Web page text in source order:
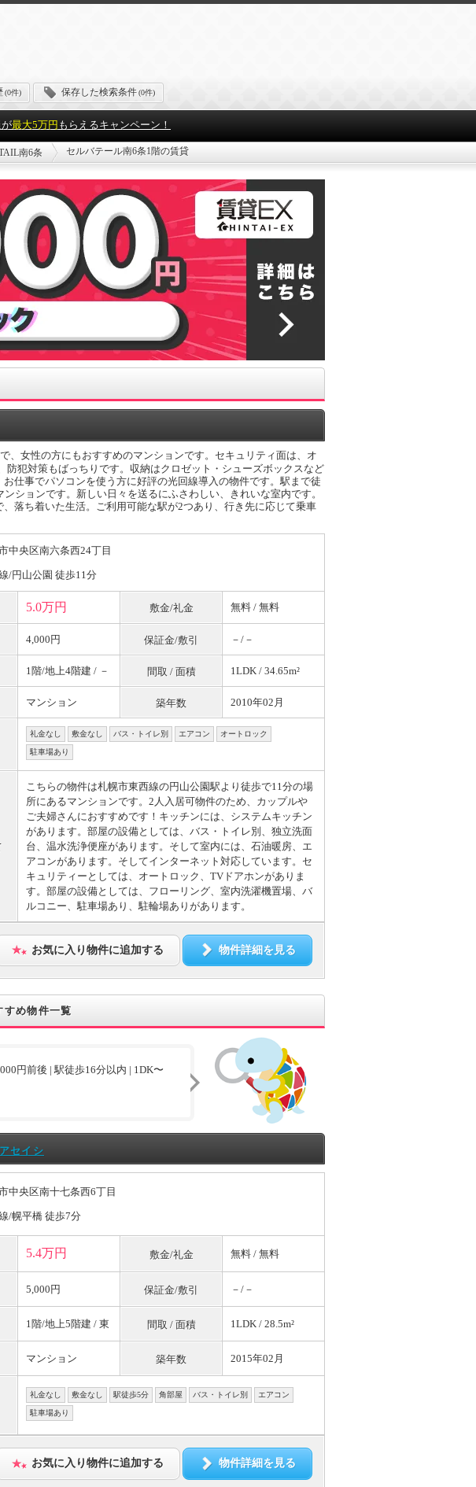
(0件) 保存した検索条件(0件)
最大5万円 もらえるキャンペーン！
南6条 セルバテール南6条1階の賃貸
、女性の方にもおすすめのマンションです。セキュリティ面は、オ
犯対策もばっちりです。収納はクロゼット・シューズボックスなど
仕事でパソコンを使う方に好評の光回線導入の物件です。駅まで徒
ションです。新しい日々を送るにふさわしい、きれいな室内です。
落ち着いた生活。ご利用可能な駅が2つあり、行き先に応じて乗車
中央区南六条西24丁目
/円山公園 徒歩11分
5.0万円 敷金/礼金 無料 / 無料
4,000円 保証金/敷引 －/－
1階/地上4階建 / － 間取 / 面積 1LDK / 34.65m²
マンション 築年数 2010年02月
礼金なし 敷金なし バス・トイレ別 エアコン オートロック
駐車場あり
こちらの物件は札幌市東西線の円山公園駅より徒歩で11分の場
所にあるマンションです。2人入居可物件のため、カップルや
ご夫婦さんにおすすめです！キッチンには、システムキッチン
があります。部屋の設備としては、バス・トイレ別、独立洗面
台、温水洗浄便座があります。そして室内には、石油暖房、エ
アコンがあります。そしてインターネット対応しています。セ
キュリティーとしては、オートロック、TVドアホンがありま
す。部屋の設備としては、フローリング、室内洗濯機置場、バ
ルコニー、駐車場あり、駐輪場ありがあります。
お気に入り物件に追加する 物件詳細を見る
すめ物件一覧
円前後 | 駅徒歩16分以内 | 1DK〜
セイシ
中央区南十七条西6丁目
/幌平橋 徒歩7分
5.4万円 敷金/礼金 無料 / 無料
5,000円 保証金/敷引 －/－
1階/地上5階建 / 東 間取 / 面積 1LDK / 28.5m²
マンション 築年数 2015年02月
礼金なし 敷金なし 駅徒歩5分 角部屋 バス・トイレ別 エアコン
駐車場あり
お気に入り物件に追加する 物件詳細を見る